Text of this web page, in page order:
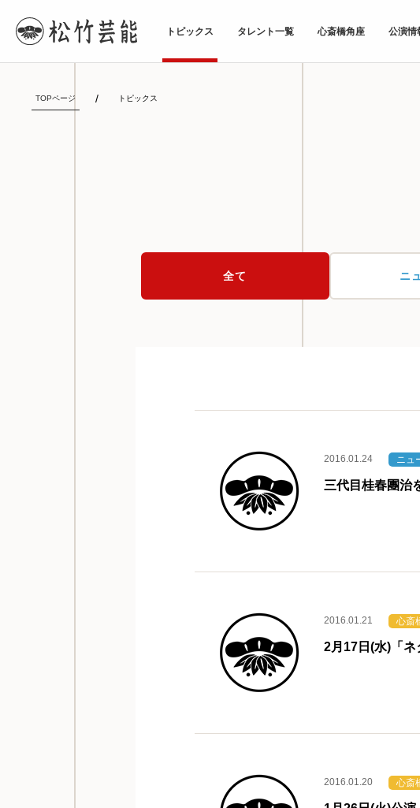
トピックス タレント一覧 心斎橋角座 公演情
TOPページ トピックス
全て ニ
2016.01.24 ニュ
三代目桂春團治
2016.01.21 心斎
2月17日(水)「
2016.01.20 心斎